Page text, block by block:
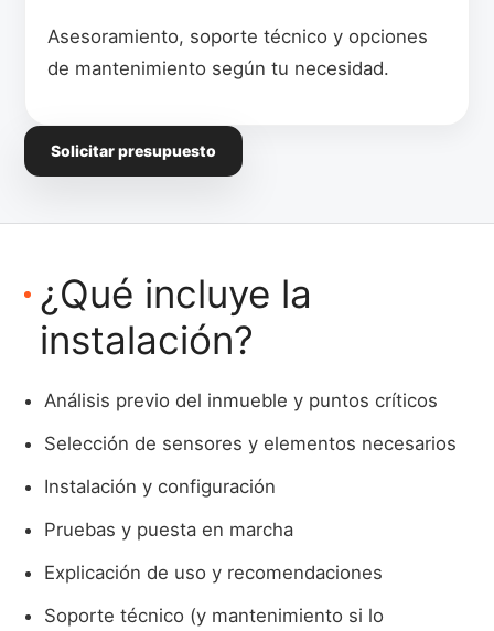
Asesoramiento, soporte técnico y opciones
de mantenimiento según tu necesidad.
Solicitar presupuesto
¿Qué incluye la
instalación?
Análisis previo del inmueble y puntos críticos
Selección de sensores y elementos necesarios
Instalación y configuración
Pruebas y puesta en marcha
Explicación de uso y recomendaciones
Soporte técnico (y mantenimiento si lo